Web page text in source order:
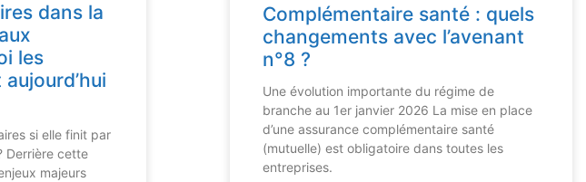
dans la
les
si elle finit par
Derrière cette
majeurs
Complémentaire santé : quels
changements avec l’avenant
n°8 ?
Une évolution importante du régime de
branche au 1er janvier 2026 La mise en place
d’une assurance complémentaire santé
(mutuelle) est obligatoire dans toutes les
entreprises.